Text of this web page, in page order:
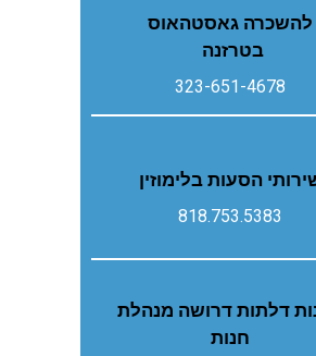
להשכרה גאסטהאוס
בטרזנה
323-651-4678
הסעות בלימוזין
818.753.5383
דלתות דרושה מנהלת
חנות